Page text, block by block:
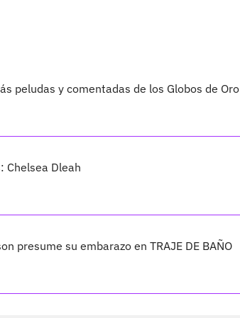
peludas y comentadas de los Globos de Oro
Chelsea Dleah
presume su embarazo en TRAJE DE BAÑO